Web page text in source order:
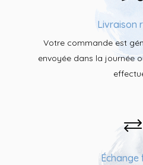
Livraison
Votre commande est
envoyée dans la journée
Échange